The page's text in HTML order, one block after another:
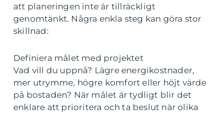
att planeringen inte är tillräckligt
genomtänkt. Några enkla steg kan göra stor
skillnad:
Definiera målet med projektet
Vad vill du uppnå? Lägre energikostnader,
mer utrymme, högre komfort eller höjt värde
på bostaden? När målet är tydligt blir det
enklare att prioritera och ta beslut när olika